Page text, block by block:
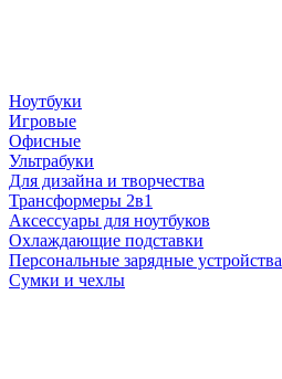
Ноутбуки
Игровые
Офисные
Ультрабуки
Для дизайна и творчества
Трансформеры 2в1
Аксессуары для ноутбуков
Охлаждающие подставки
Персональные зарядные устройства
Сумки и чехлы